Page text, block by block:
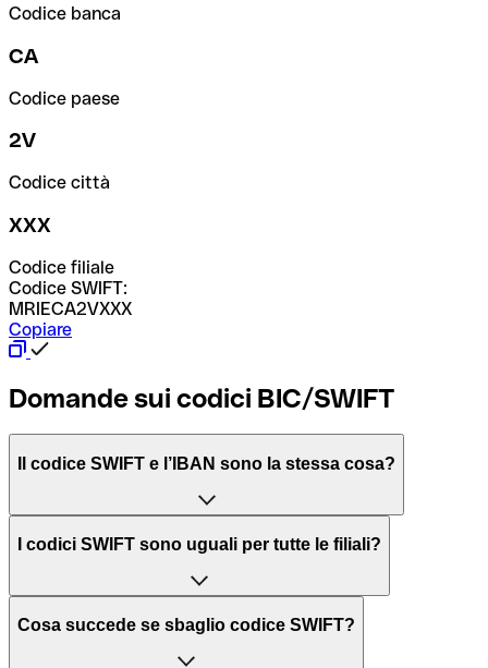
Codice banca
CA
Codice paese
2V
Codice città
XXX
Codice filiale
Codice SWIFT:
MRIECA2VXXX
Copiare
Domande sui codici BIC/SWIFT
Il codice SWIFT e l’IBAN sono la stessa cosa?
L'acronimo SWIFT sta per “Society for Worldwide
per l’elaborazione dei pagamenti tra diversi Paesi.
Il BIC, invece, sta per “Bank Identifier Code” ed è una
I codici SWIFT sono uguali per tutte le filiali?
Dipende dalle banche. In alcuni casi le banche utilizzano
Cosa succede se sbaglio codice SWIFT?